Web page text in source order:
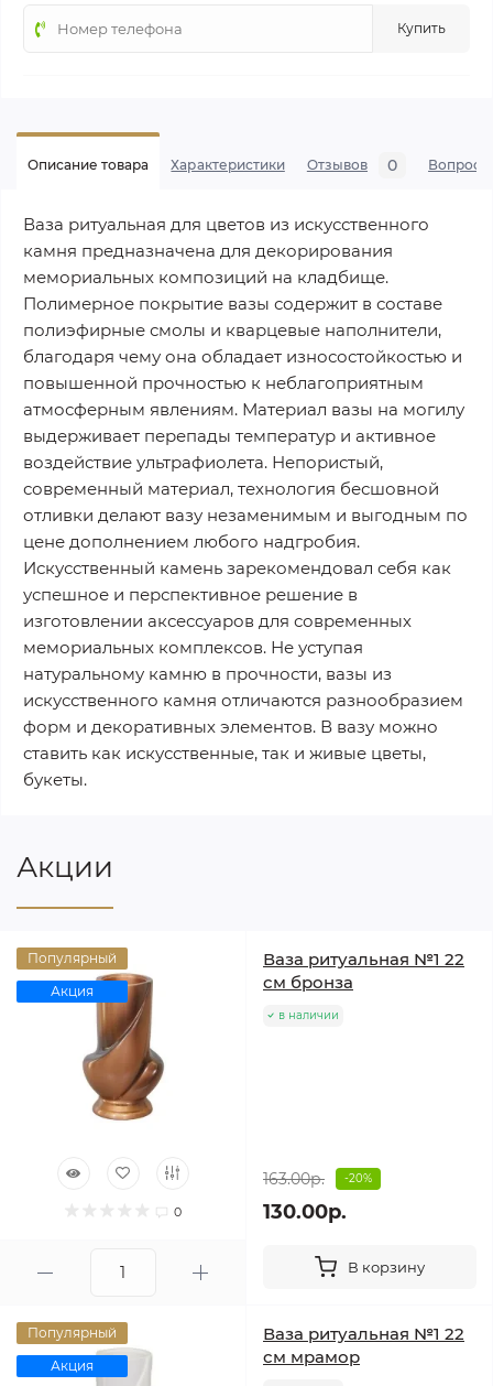
Купить
Описание товара Характеристики Отзывов 0 Вопросы
Ваза ритуальная для цветов из искусственного
камня предназначена для декорирования
мемориальных композиций на кладбище.
Полимерное покрытие вазы содержит в составе
полиэфирные смолы и кварцевые наполнители,
благодаря чему она обладает износостойкостью и
повышенной прочностью к неблагоприятным
атмосферным явлениям. Материал вазы на могилу
выдерживает перепады температур и активное
воздействие ультрафиолета. Непористый,
современный материал, технология бесшовной
отливки делают вазу незаменимым и выгодным по
цене дополнением любого надгробия.
Искусственный камень зарекомендовал себя как
успешное и перспективное решение в
изготовлении аксессуаров для современных
мемориальных комплексов. Не уступая
натуральному камню в прочности, вазы из
искусственного камня отличаются разнообразием
форм и декоративных элементов. В вазу можно
ставить как искусственные, так и живые цветы,
букеты.
Акции
Популярный
Акция
0
Ваза ритуальная №1 22
см бронза
в наличии
163.00р. -20%
130.00р.
В корзину
Популярный
Акция
Ваза ритуальная №1 22
см мрамор